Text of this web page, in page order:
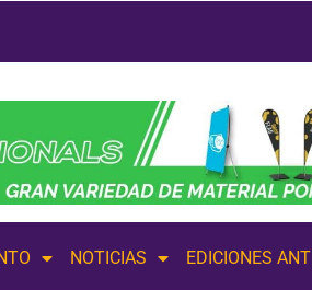
NOTICIAS EDICIONES